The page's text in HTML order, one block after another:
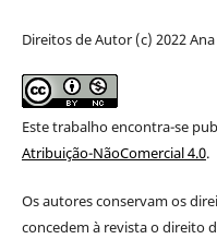
Direitos de Autor (c) 2022
Este trabalho encontra-se
Atribuição-NãoComercial 4.0.
Os autores conservam os
concedem à revista o direito